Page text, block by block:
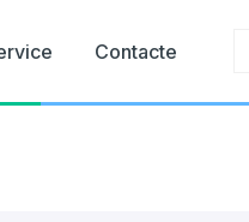
Contacte